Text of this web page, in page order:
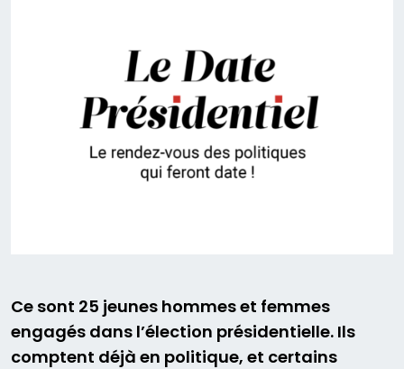
Ce sont 25 jeunes hommes et femmes
engagés dans l’élection présidentielle. Ils
comptent déjà en politique, et certains